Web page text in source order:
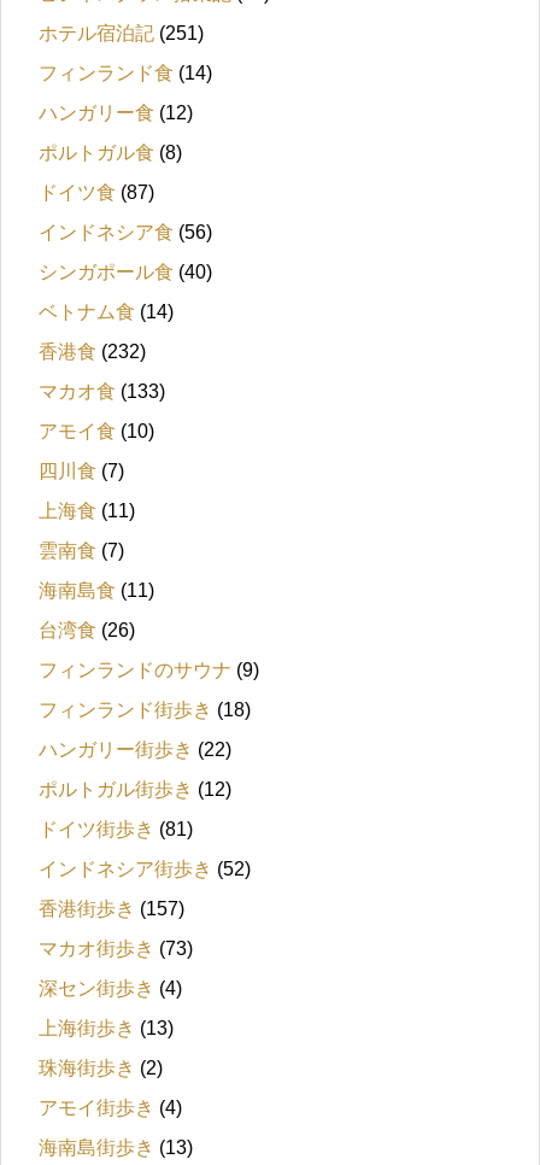
ホテル宿泊記 (251)
フィンランド食 (14)
ハンガリー食 (12)
ポルトガル食 (8)
ドイツ食 (87)
インドネシア食 (56)
シンガポール食 (40)
ベトナム食 (14)
香港食 (232)
マカオ食 (133)
アモイ食 (10)
四川食 (7)
上海食 (11)
雲南食 (7)
海南島食 (11)
台湾食 (26)
フィンランドのサウナ (9)
フィンランド街歩き (18)
ハンガリー街歩き (22)
ポルトガル街歩き (12)
ドイツ街歩き (81)
インドネシア街歩き (52)
香港街歩き (157)
マカオ街歩き (73)
深セン街歩き (4)
上海街歩き (13)
珠海街歩き (2)
アモイ街歩き (4)
海南島街歩き (13)